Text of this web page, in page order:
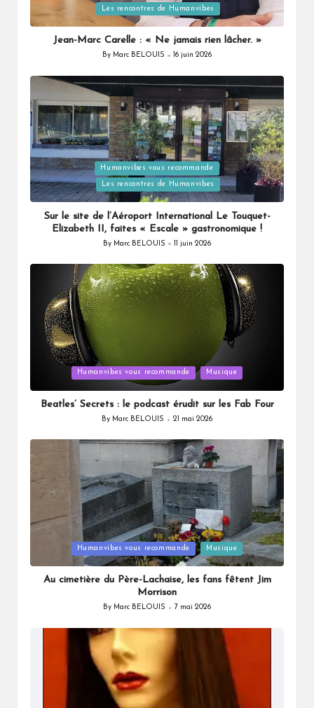
Les rencontres de Humanvibes
Jean-Marc Carelle : « Ne jamais rien lâcher. »
Posted
By Marc BELOUIS 16 juin 2026
Posted
in
Humanvibes vous recommande
Les rencontres de Humanvibes
Sur le site de l’Aéroport International Le Touquet-
Elizabeth II, faites « Escale » gastronomique !
Posted
By Marc BELOUIS 11 juin 2026
Humanvibes vous recommande Musique
Beatles’ Secrets : le podcast érudit sur les Fab Four
Posted
By Marc BELOUIS 21 mai 2026
Humanvibes vous recommande Musique
Au cimetière du Père-Lachaise, les fans fêtent Jim
Morrison
Posted
By Marc BELOUIS 7 mai 2026